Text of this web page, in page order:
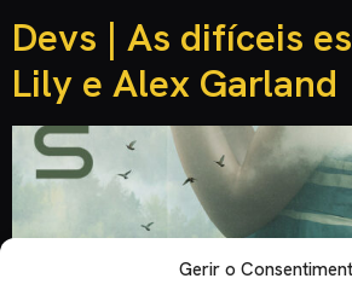
Gerir o
Devs | As difíceis
Lily e Alex Garland